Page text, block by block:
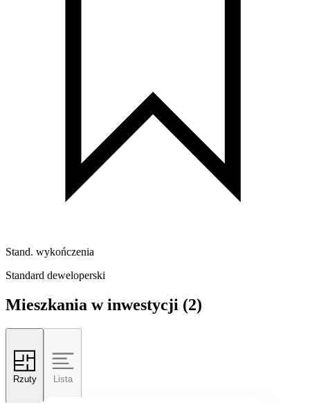
Stand. wykończenia
Standard deweloperski
Mieszkania w inwestycji (2)
Rzuty Lista